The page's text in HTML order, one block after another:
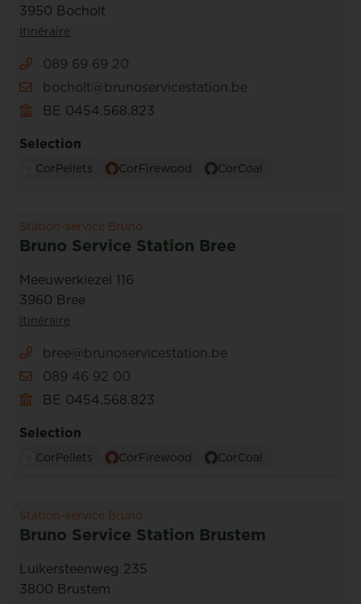
3950 Bocholt
Itinéraire
089 69 69 20
bocholt@brunoservicestation.be
BE 0454.568.823
Selection
CorPellets CorFirewood CorCoal
Station-service Bruno
Bruno Service Station Bree
Meeuwerkiezel 116
3960 Bree
Itinéraire
bree@brunoservicestation.be
089 46 92 00
BE 0454.568.823
Selection
CorPellets CorFirewood CorCoal
Station-service Bruno
Bruno Service Station Brustem
Luikersteenweg 235
3800 Brustem